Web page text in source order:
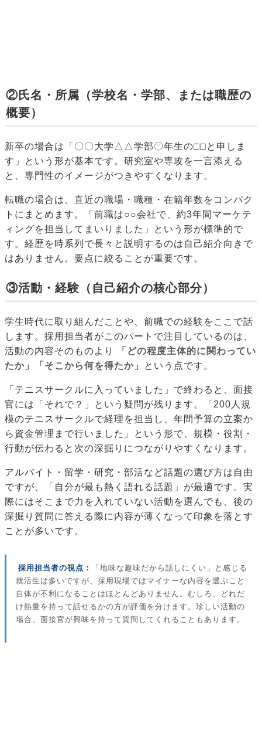
②氏名・所属（学校名・学部、または職歴の
概要）
新卒の場合は「〇〇大学△△学部〇年生の□□と申しま
す」という形が基本です。研究室や専攻を一言添える
と、専門性のイメージがつきやすくなります。
転職の場合は、直近の職場・職種・在籍年数をコンパク
トにまとめます。「前職は○○会社で、約3年間マーケテ
ィングを担当してまいりました」という形が標準的で
す。経歴を時系列で長々と説明するのは自己紹介向きで
はありません。要点に絞ることが重要です。
③活動・経験（自己紹介の核心部分）
学生時代に取り組んだことや、前職での経験をここで話
します。採用担当者がこのパートで注目しているのは、
活動の内容そのものより
「どの程度主体的に関わってい
たか」「そこから何を得たか」
という点です。
「テニスサークルに入っていました」で終わると、面接
官には「それで？」という疑問が残ります。「200人規
模のテニスサークルで経理を担当し、年間予算の立案か
ら資金管理まで行いました」という形で、規模・役割・
行動が伝わると次の深掘りにつながりやすくなります。
アルバイト・留学・研究・部活など話題の選び方は自由
ですが、「自分が最も熱く語れる話題」が最適です。実
際にはそこまで力を入れていない活動を選んでも、後の
深掘り質問に答える際に内容が薄くなって印象を落とす
ことが多いです。
採用担当者の視点：
「地味な趣味だから話しにくい」と感じる
就活生は多いですが、採用現場ではマイナーな内容を選ぶこと
自体が不利になることはほとんどありません。むしろ、どれだ
け熱量を持って話せるかの方が評価を分けます。珍しい活動の
場合、面接官が興味を持って質問してくれることもあります。